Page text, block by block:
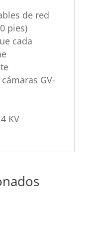
de red
pies)
cada
GV-
KV